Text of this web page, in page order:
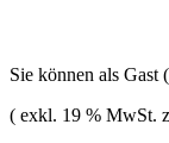
Sie können als Gast
( exkl. 19 % MwSt.